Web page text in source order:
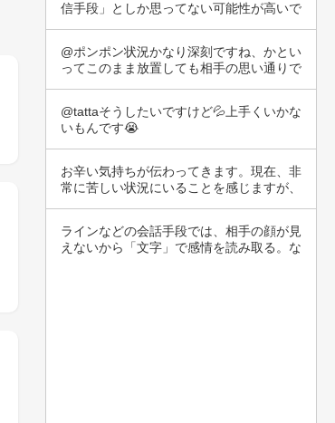
信手段」としか思ってない可能性が高いで
@ポンポン状況かなり深刻ですね、かとい
ってこのまま放置しても相手の思い通りで
@tattaそうしたいですけど💦上手くいかな
いもんです😭
お辛い気持ちが伝わってきます。現在、非
常に苦しい状況にいることを感じますが、
ラインなどの会話手段では、相手の顔が見
えないから「文字」で感情を読み取る。な